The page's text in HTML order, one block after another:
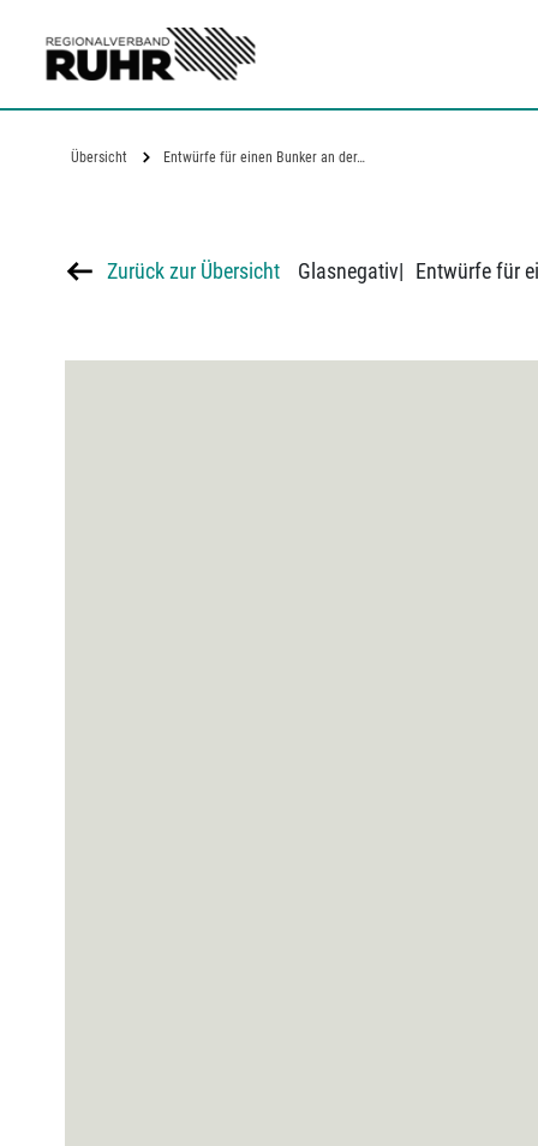
Übersicht Entwürfe für einen Bunker an der…
Zurück zur Übersicht Glasnegativ| Entwürfe für